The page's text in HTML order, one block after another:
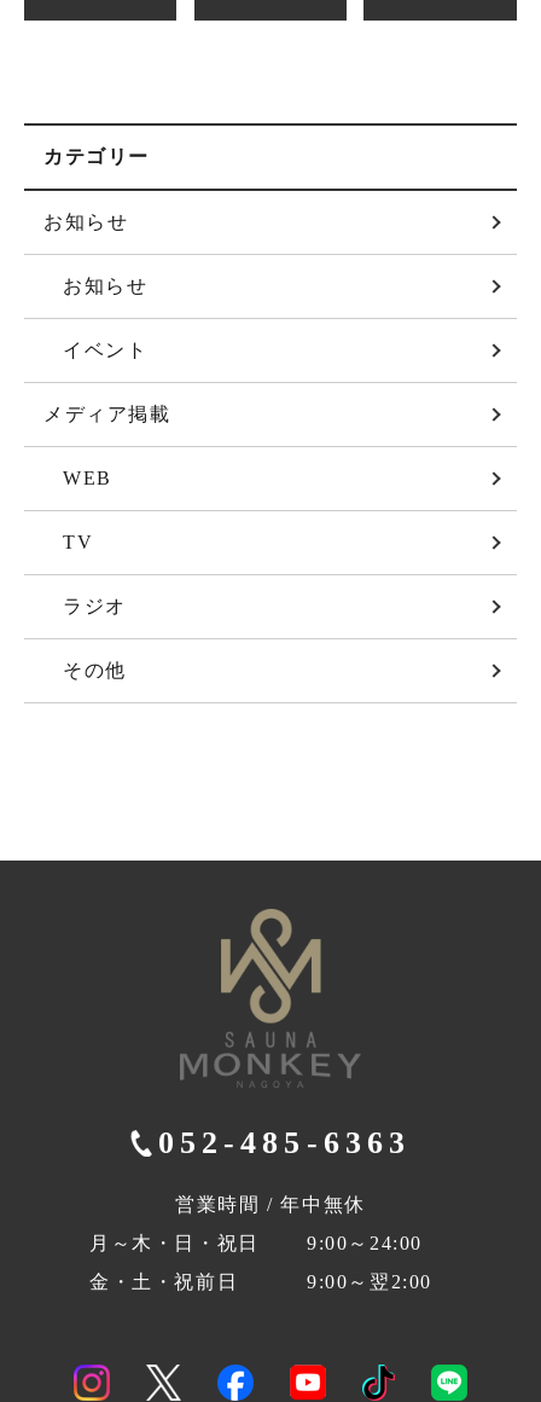
カテゴリー
お知らせ
お知らせ
イベント
メディア掲載
WEB
TV
ラジオ
その他
052-485-6363
営業時間 / 年中無休
月～木・日・祝日
9:00～24:00
金・土・祝前日
9:00～翌2:00